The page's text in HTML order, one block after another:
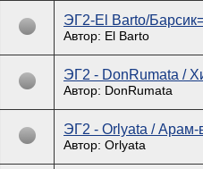
ЭГ2-El Barto/
Автор: El Barto
ЭГ2 - DonRumata /
Автор: DonRumata
ЭГ2 - Orlyata / Арам-
Автор: Orlyata